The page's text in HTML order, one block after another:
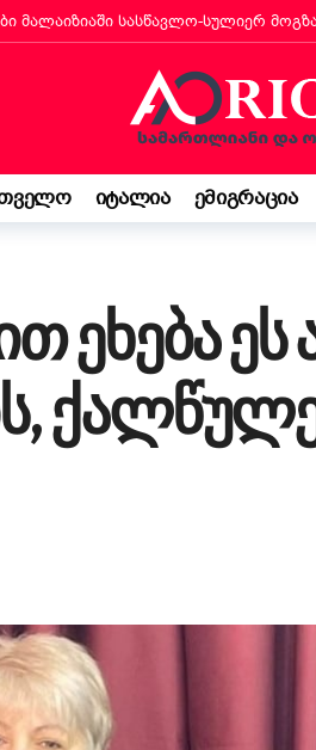
მალაიზიაში სასწავლო-სულიერ
მთავარი მხარდამჭერია — ბათუმი
იტალიაში პოეზიის კონკურსი
შემოსავლის დეკლარაცია 730-ს
დეკრეტი“ დაამტკიცა – რას
იტალია ემიგრაცია
ეხება ეს